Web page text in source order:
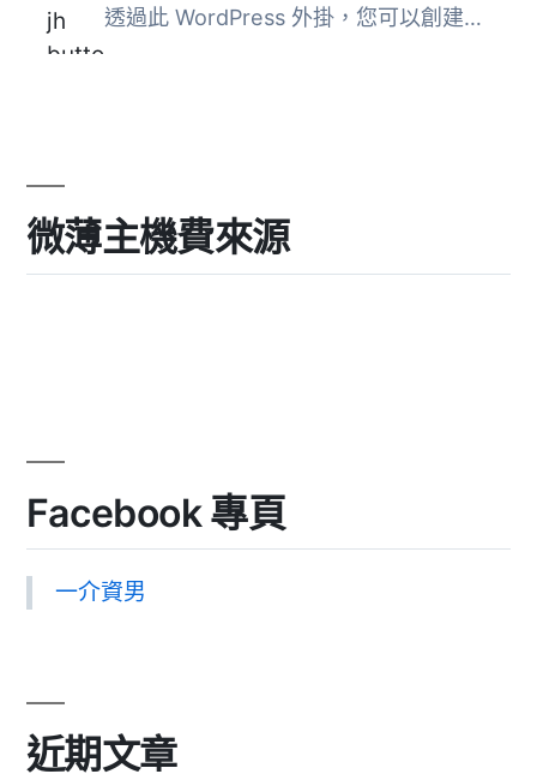
透過此 WordPress 外掛，您可以創建漂亮的 CTA (呼籲按鈕) ，...
微薄主機費來源
Facebook 專頁
一介資男
近期文章